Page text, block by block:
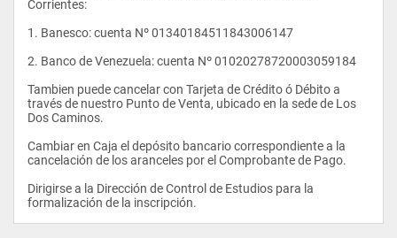
Corrientes:
1. Banesco: cuenta Nº 01340184511843006147
2. Banco de Venezuela: cuenta Nº 01020278720003059184
Tambien puede cancelar con Tarjeta de Crédito ó Débito a
través de nuestro Punto de Venta, ubicado en la sede de Los
Dos Caminos.
Cambiar en Caja el depósito bancario correspondiente a la
cancelación de los aranceles por el Comprobante de Pago.
Dirigirse a la Dirección de Control de Estudios para la
formalización de la inscripción.